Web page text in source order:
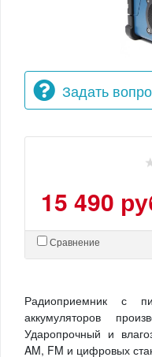
Задать
15 490
Сравнение
Радиоприемник с
аккумуляторов
Ударопрочный и
AM, FM и цифровых